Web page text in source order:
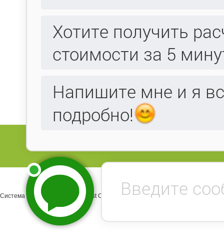
Имя:
Компания:
E-mail:
Адрес:
Система управления сайтом Host CMS